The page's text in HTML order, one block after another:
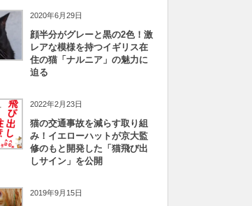
2020年6月29日
顔半分がグレーと黒の2色！激
レアな模様を持つイギリス在
住の猫「ナルニア」の魅力に
迫る
2022年2月23日
猫の交通事故を減らす取り組
み！イエローハットが京大監
修のもと開発した「猫飛び出
しサイン」を公開
2019年9月15日